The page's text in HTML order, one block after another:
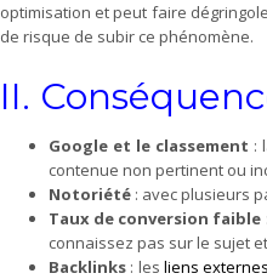
optimisation et peut faire
de risque de subir ce phénomène.
II.
Google et le classement :
contenue non pertinent ou
Notoriété : avec plusieurs
Taux de conversion faible
connaissez pas sur le sujet
Backlinks : les liens